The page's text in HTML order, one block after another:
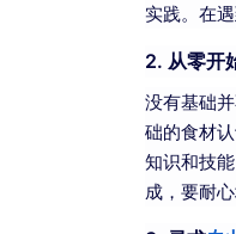
实践。在
2. 从零开
没有基础
础的食材
知识和技
成，要耐